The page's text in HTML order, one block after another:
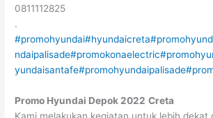
0811112825
.
#promohyundai#hyundaicreta
ndaipalisade#promokonaelectric
yundaisantafe#promohyundaipalisade
Promo Hyundai Depok 2022 Creta